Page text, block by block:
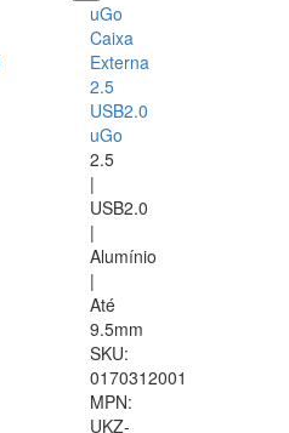
uGo
Caixa
Externa
2.5
USB2.0
uGo
2.5
|
USB2.0
|
Alumínio
|
Até
9.5mm
SKU:
0170312001
MPN:
UKZ-